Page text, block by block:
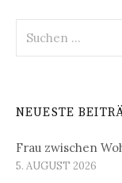
nach:
NEUESTE
Frau zwischen
5. AUGUST 2026